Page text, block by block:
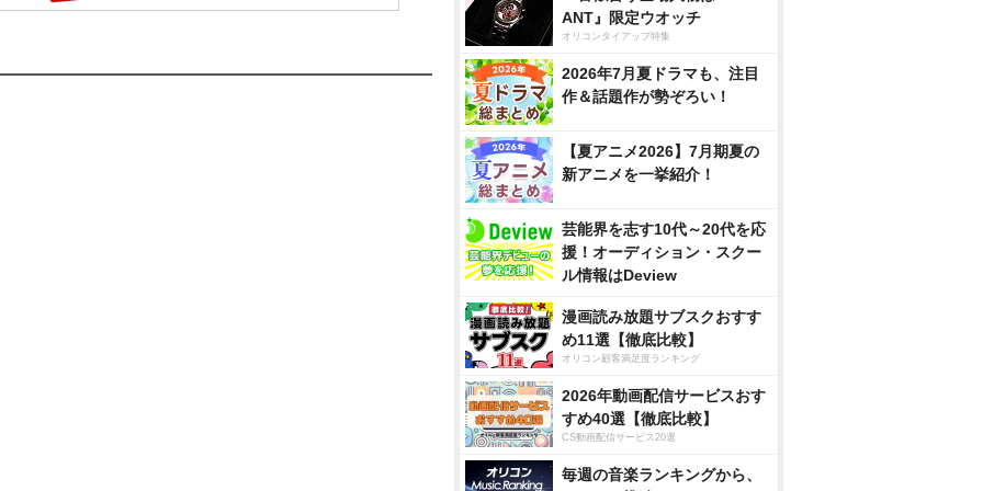
ANT』限定ウオッチ
オリコンタイアップ特集
2026年7月夏ドラマも、注目
作＆話題作が勢ぞろい！
【夏アニメ2026】7月期夏の
新アニメを一挙紹介！
芸能界を志す10代～20代を応
援！オーディション・スクー
ル情報はDeview
漫画読み放題サブスクおすす
め11選【徹底比較】
オリコン顧客満足度ランキング
2026年動画配信サービスおす
すめ40選【徹底比較】
CS動画配信サービス20選
毎週の音楽ランキングから、